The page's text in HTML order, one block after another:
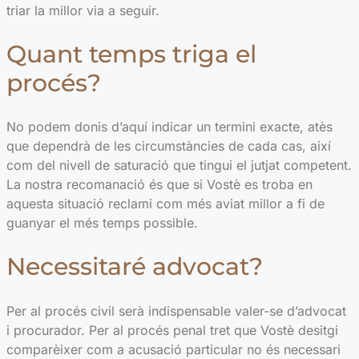
triar la millor via a seguir.
Quant temps triga el
procés?
No podem donis d’aquí indicar un termini exacte, atès
que dependrà de les circumstàncies de cada cas, així
com del nivell de saturació que tingui el jutjat competent.
La nostra recomanació és que si Vostè es troba en
aquesta situació reclami com més aviat millor a fi de
guanyar el més temps possible.
Necessitaré advocat?
Per al procés civil serà indispensable valer-se d’advocat
i procurador. Per al procés penal tret que Vostè desitgi
comparèixer com a acusació particular no és necessari